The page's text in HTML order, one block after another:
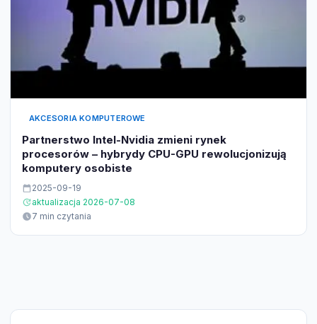
AKCESORIA KOMPUTEROWE
Partnerstwo Intel-Nvidia zmieni rynek
procesorów – hybrydy CPU-GPU rewolucjonizują
komputery osobiste
2025-09-19
aktualizacja 2026-07-08
7 min czytania